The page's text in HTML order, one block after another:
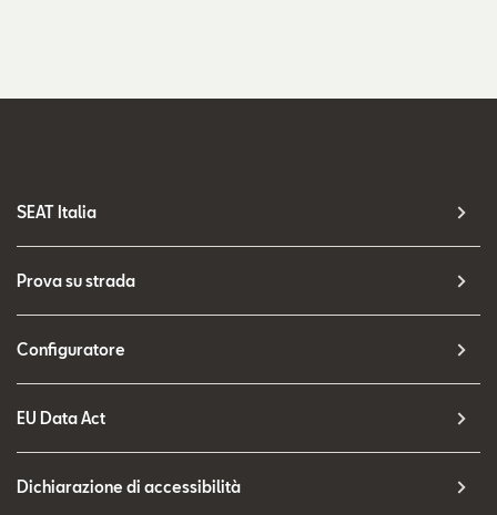
SEAT Italia
Prova su strada
Configuratore
EU Data Act
Dichiarazione di accessibilità